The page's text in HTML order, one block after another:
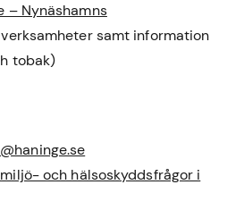
– Nynäshamns
samt information
tobak)
och hälsoskyddsfrågor i